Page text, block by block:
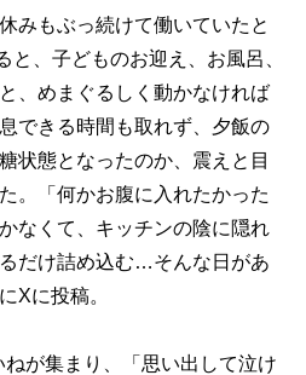
みもぶっ続けて働いていたと
と、子どものお迎え、お風呂、
、めまぐるしく動かなければ
できる時間も取れず、夕飯の
状態となったのか、震えと目
。「何かお腹に入れたかった
なくて、キッチンの陰に隠れ
だけ詰め込む…そんな日があ
Xに投稿。
が集まり、「思い出して泣け